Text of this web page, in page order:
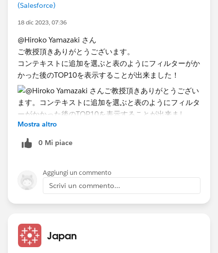
(Salesforce)
18 dic 2023, 07:36
@Hiroko Yamazaki さん
ご教授頂きありがとうございます。
コンテキストに追加を選ぶと表のようにフィルターがか
かった後のTOP10を表示することが出来ました！
そのTOP10の日付条件がかかってない場合の総累計件
数を一番右列に表示したいです。
LOD計算をすれば表現が出来ると記事は見つけたのです
Mostra altro
0 Mi piace
Aggiungi un commento
Scrivi un commento...
Japan